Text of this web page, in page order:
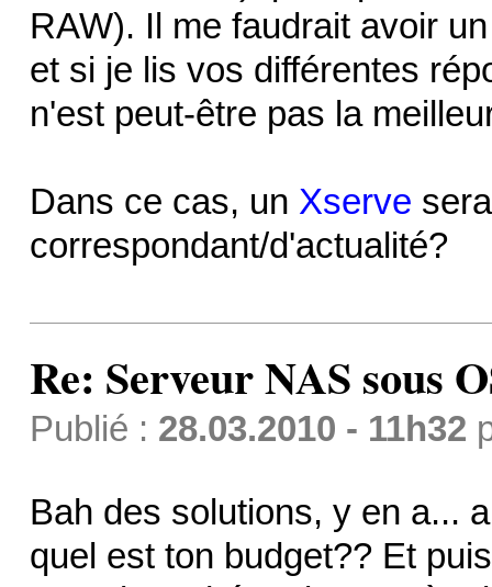
RAW). Il me faudrait avoir
et si je lis vos différentes
n'est peut-être pas la
Dans ce cas, un Xserve
correspondant/d'actualité?
Re: Serveur NAS sous
Publié : 28.03.2010 - 11h32
Bah des solutions, y en a...
quel est ton budget?? Et